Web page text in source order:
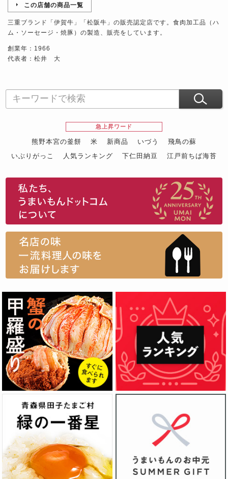
この店舗の商品一覧
三重ブランド「伊賀牛」「松阪牛」の販売認定店です。食肉加工品（ハ
ム・ソーセージ・焼豚）の製造、販売をしています。
創業年：1966
代表者：松井 大
急上昇ワード
熊野本宮の釜餅 米 新商品 いづう
飛鳥の蘇
いぶりがっこ
人気ランキング 下仁田納豆
江戸前ちば海苔